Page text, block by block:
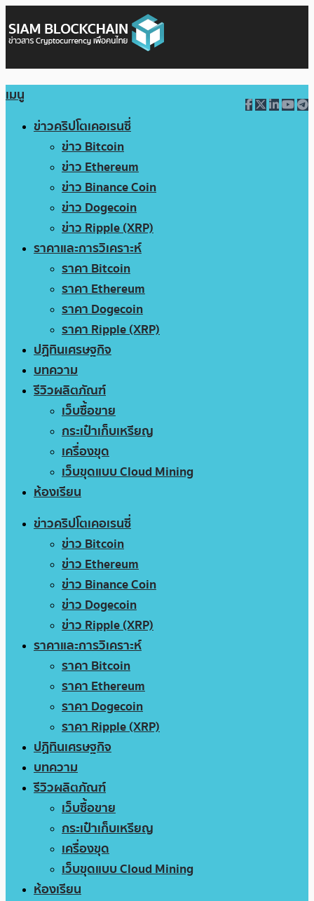
เมนู
ข่าวคริปโตเคอเรนซี่
ข่าว Bitcoin
ข่าว Ethereum
ข่าว Binance Coin
ข่าว Dogecoin
ข่าว Ripple (XRP)
ราคาและการวิเคราะห์
ราคา Bitcoin
ราคา Ethereum
ราคา Dogecoin
ราคา Ripple (XRP)
ปฏิทินเศรษฐกิจ
บทความ
รีวิวผลิตภัณฑ์
เว็บซื้อขาย
กระเป๋าเก็บเหรียญ
เครื่องขุด
เว็บขุดแบบ Cloud Mining
ห้องเรียน
ข่าวคริปโตเคอเรนซี่
ข่าว Bitcoin
ข่าว Ethereum
ข่าว Binance Coin
ข่าว Dogecoin
ข่าว Ripple (XRP)
ราคาและการวิเคราะห์
ราคา Bitcoin
ราคา Ethereum
ราคา Dogecoin
ราคา Ripple (XRP)
ปฏิทินเศรษฐกิจ
บทความ
รีวิวผลิตภัณฑ์
เว็บซื้อขาย
กระเป๋าเก็บเหรียญ
เครื่องขุด
เว็บขุดแบบ Cloud Mining
ห้องเรียน